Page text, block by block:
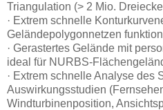
Triangulation (> 2 Mio.
· Extrem schnelle
Geländepolygonnetzen
· Gerastertes Gelände mit
ideal für NURBS-
· Extrem schnelle Analyse des
Auswirkungsstudien
Windturbinenposition,